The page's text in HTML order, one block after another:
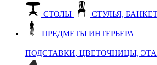
СТОЛЫ СТУЛЬЯ,
ПРЕДМЕТЫ ИНТЕРЬЕРА
ПОДСТАВКИ, ЦВЕТОЧНИЦЫ,